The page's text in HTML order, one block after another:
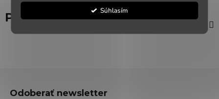
Súhlasím
Popis
Odoberať newsletter